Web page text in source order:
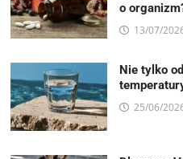
o
13/07/
Nie tylko
25/06/